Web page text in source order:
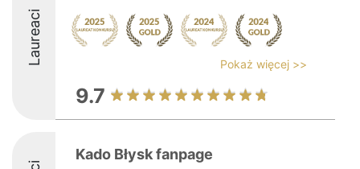
Laureaci Pokaż więcej >>
9.7
Kado Błysk fanpage